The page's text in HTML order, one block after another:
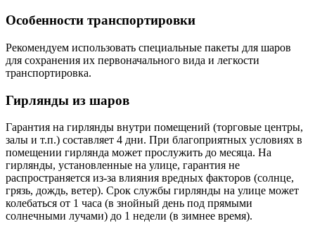
Особенности транспортировки
Рекомендуем использовать специальные пакеты для шаров
для сохранения их первоначального вида и легкости
транспортировка.
Гирлянды из шаров
Гарантия на гирлянды внутри помещений (торговые центры,
залы и т.п.) составляет 4 дни. При благоприятных условиях в
помещении гирлянда может прослужить до месяца. На
гирлянды, установленные на улице, гарантия не
распространяется из-за влияния вредных факторов (солнце,
грязь, дождь, ветер). Срок службы гирлянды на улице может
колебаться от 1 часа (в знойный день под прямыми
солнечными лучами) до 1 недели (в зимнее время).